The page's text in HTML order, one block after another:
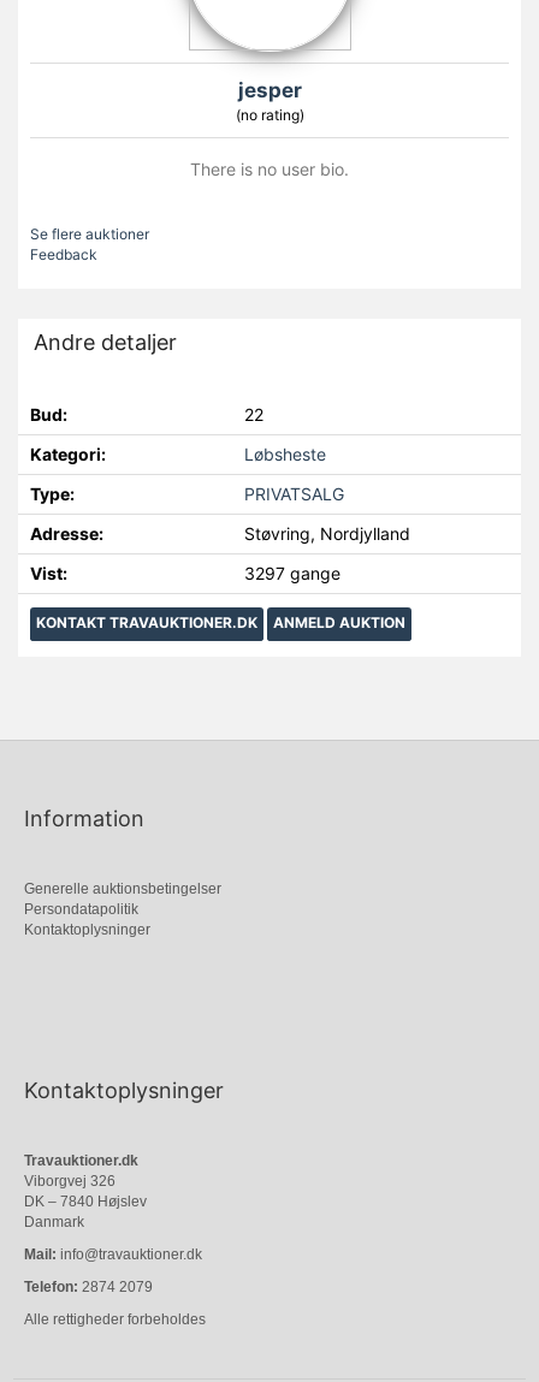
jesper
(no rating)
There is no user bio.
Se flere auktioner
Feedback
Andre detaljer
Bud:
22
Kategori:
Løbsheste
Type:
PRIVATSALG
Adresse:
Støvring, Nordjylland
Vist:
3297 gange
KONTAKT TRAVAUKTIONER.DK ANMELD AUKTION
Information
Generelle auktionsbetingelser
Persondatapolitik
Kontaktoplysninger
Kontaktoplysninger
Travauktioner.dk
Viborgvej 326
DK – 7840 Højslev
Danmark
Mail: info@travauktioner.dk
Telefon: 2874 2079
Alle rettigheder forbeholdes